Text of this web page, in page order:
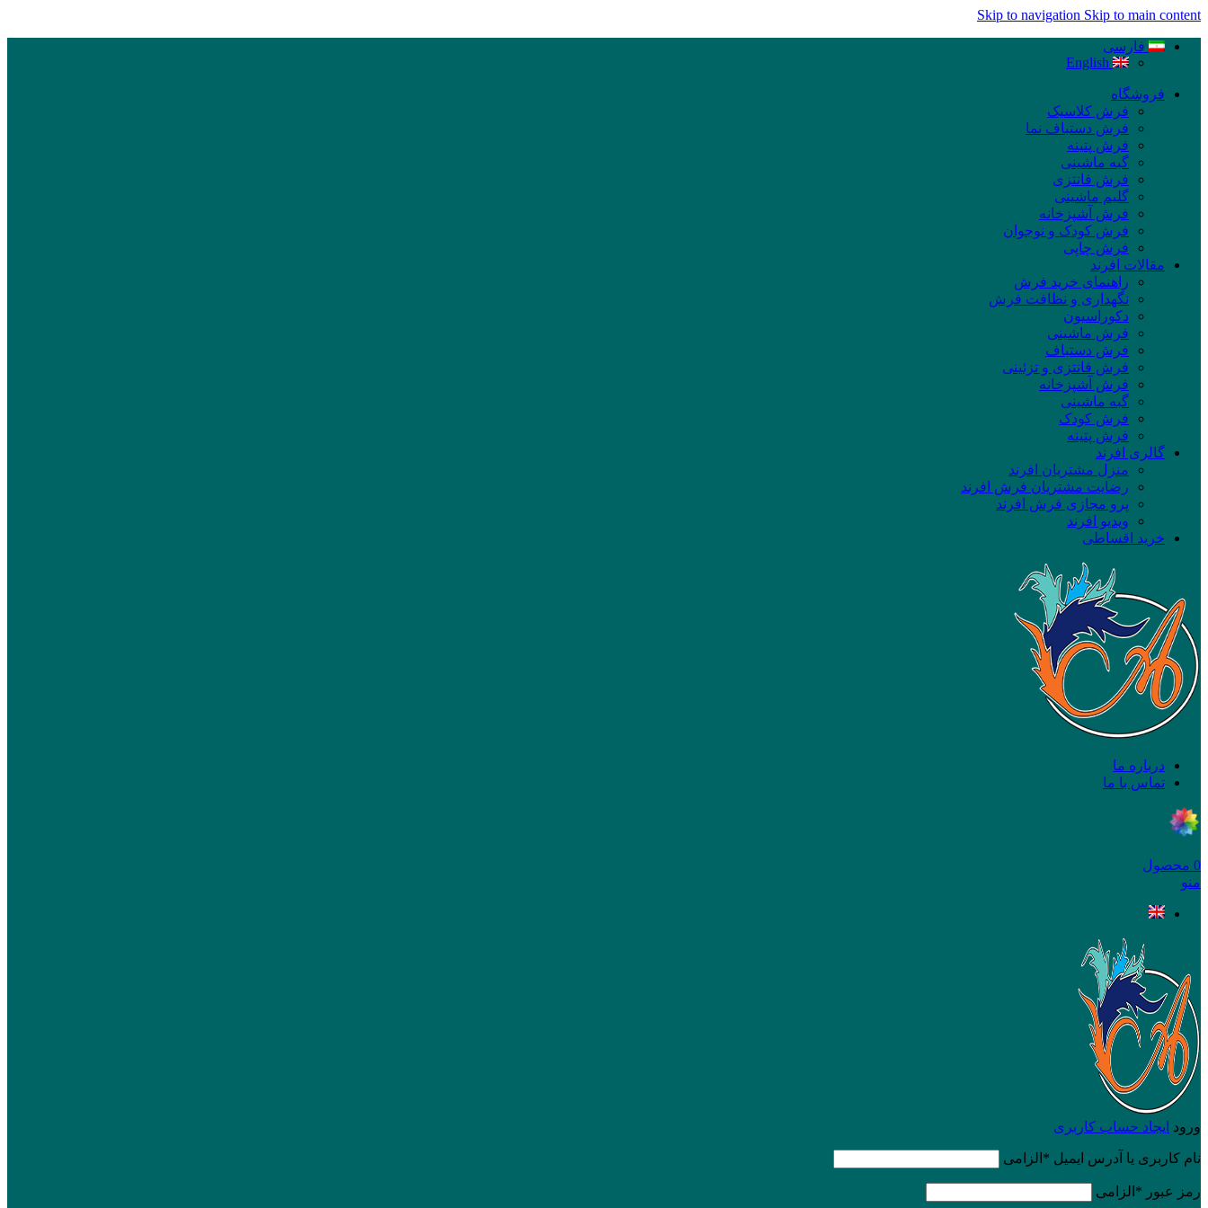
Skip to navigation Skip to main content
فارسی
English
فروشگاه
فرش کلاسیک
فرش دستباف نما
فرش پتینه
گبه ماشینی
فرش فانتزی
گلیم ماشینی
فرش آشپزخانه
فرش کودک و نوجوان
فرش چاپی
مقالات افرند
راهنمای خرید فرش
نگهداری و نظافت فرش
دکوراسیون
فرش ماشینی
فرش دستباف
فرش فانتزی و تزئینی
فرش آشپزخانه
گبه ماشینی
فرش کودک
فرش پتینه
گالری افرند
منزل مشتریان افرند
رضایت مشتریان فرش افرند
پرو مجازی فرش افرند
ویدیو افرند
خرید اقساطی
درباره ما
تماس با ما
0 محصول
منو
ورود ایجاد حساب کاربری
نام کاربری یا آدرس ایمیل * الزامی
رمز عبور * الزامی